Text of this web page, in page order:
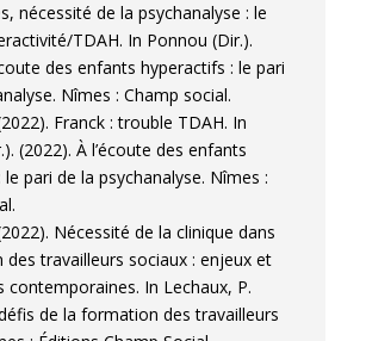
nécessité de la psychanalyse : le
TDAH. In Ponnou (Dir.).
des enfants hyperactifs : le pari
Nîmes : Champ social.
Franck : trouble TDAH. In
(2022). À l’écoute des enfants
pari de la psychanalyse. Nîmes :
Nécessité de la clinique dans
travailleurs sociaux : enjeux et
contemporaines. In Lechaux, P.
de la formation des travailleurs